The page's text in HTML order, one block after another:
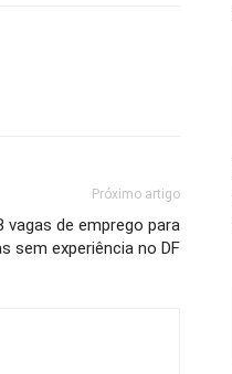
Próximo artigo
vagas de emprego para
sem experiência no DF